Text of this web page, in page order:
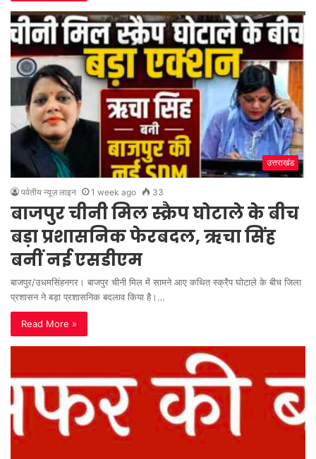
उत्तराखंड
पर्वतीय न्यूज़ लाइन 1 week ago 33
बाजपुर चीनी मिल स्क्रैप घोटाले के बीच
बड़ा प्रशासनिक फेरबदल, ऋचा सिंह
बनीं नई एसडीएम
बाजपुर/उधमसिंहनगर। बाजपुर चीनी मिल में सामने आए कथित स्क्रैप घोटाले के बीच जिला
प्रशासन ने बड़ा प्रशासनिक बदलाव किया है।…
Read More »